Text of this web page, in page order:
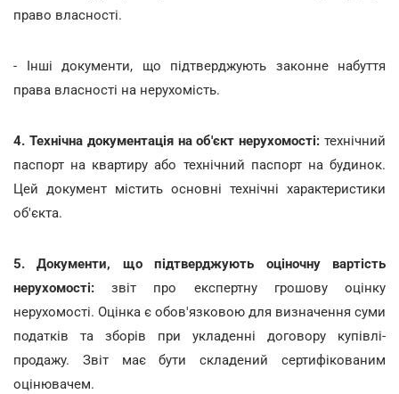
право власності.
- Інші документи, що підтверджують законне набуття
права власності на нерухомість.
4. Технічна документація на об'єкт нерухомості: технічний
паспорт на квартиру або технічний паспорт на будинок.
Цей документ містить основні технічні характеристики
об'єкта.
5. Документи, що підтверджують оціночну вартість
нерухомості: звіт про експертну грошову оцінку
нерухомості. Оцінка є обов'язковою для визначення суми
податків та зборів при укладенні договору купівлі-
продажу. Звіт має бути складений сертифікованим
оцінювачем.